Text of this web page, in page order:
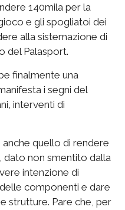
140mila per la
e gli spogliatoi dei
alla sistemazione di
del Palasport.
finalmente una
i segni del
interventi di
quello di rendere
dato non smentito dalla
intenzione di
componenti e dare
strutture. Pare che, per